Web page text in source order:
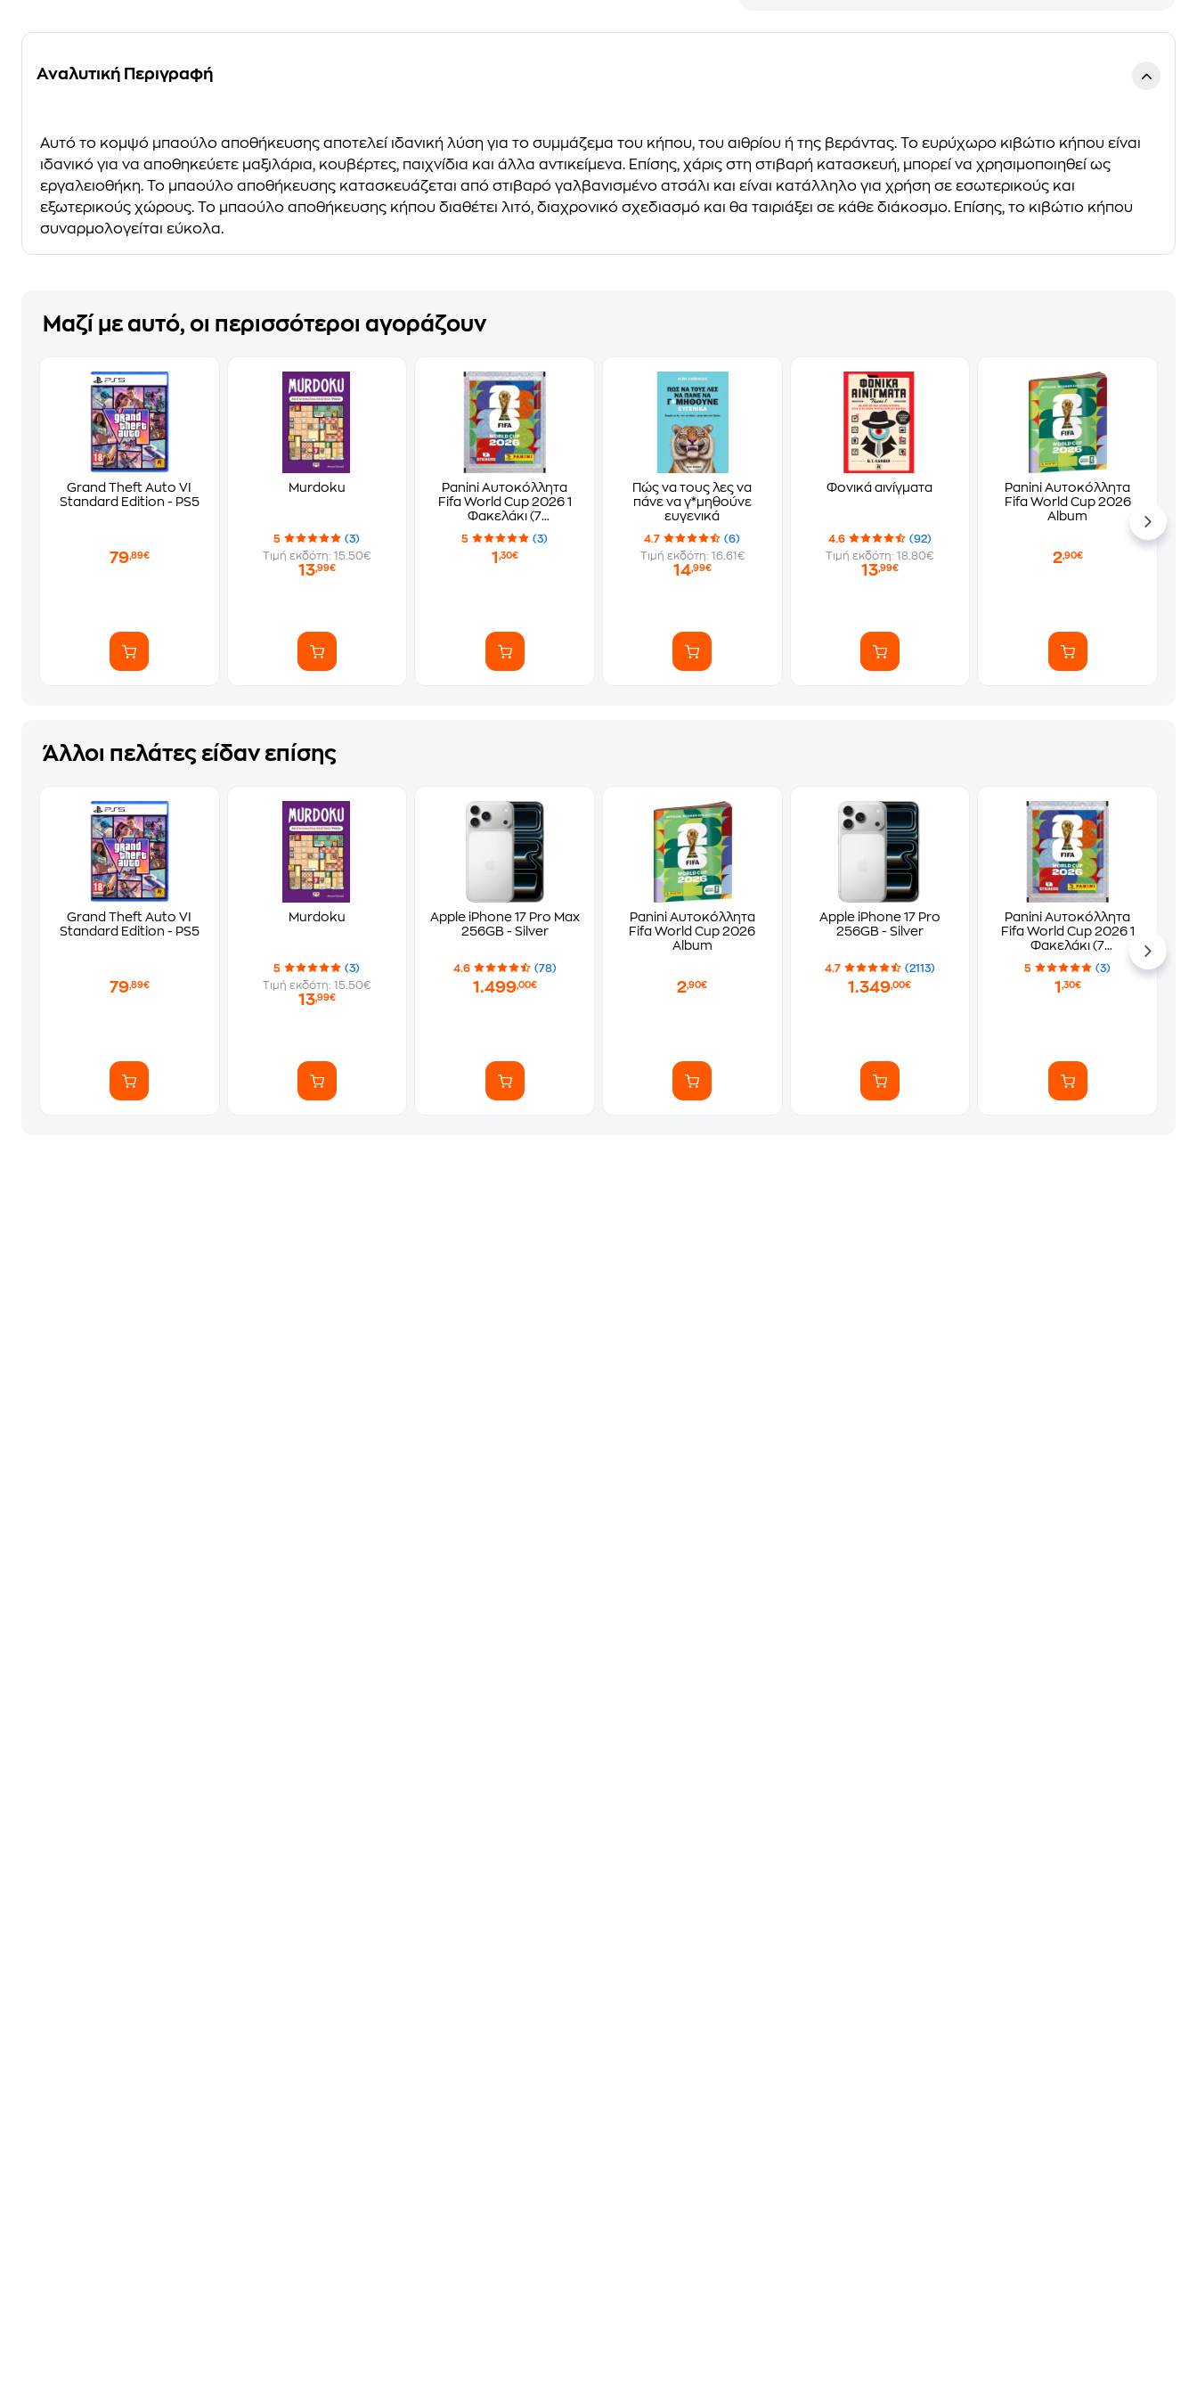
Αναλυτική Περιγραφή
Αυτό το κομψό μπαούλο αποθήκευσης αποτελεί ιδανική λύση για το συμμάζεμα του κήπου, του αιθρίου ή της βεράντας. Το ευρύχωρο κιβώτιο κήπου είναι
ιδανικό για να αποθηκεύετε μαξιλάρια, κουβέρτες, παιχνίδια και άλλα αντικείμενα. Επίσης, χάρις στη στιβαρή κατασκευή, μπορεί να χρησιμοποιηθεί ως
εργαλειοθήκη. Το μπαούλο αποθήκευσης κατασκευάζεται από στιβαρό γαλβανισμένο ατσάλι και είναι κατάλληλο για χρήση σε εσωτερικούς και
εξωτερικούς χώρους. Το μπαούλο αποθήκευσης κήπου διαθέτει λιτό, διαχρονικό σχεδιασμό και θα ταιριάξει σε κάθε διάκοσμο. Επίσης, το κιβώτιο κήπου
συναρμολογείται εύκολα.
Μαζί με αυτό, οι περισσότεροι αγοράζουν
Grand Theft Auto VI
Standard Edition - PS5
79,89€
Murdoku
5
(3)
Τιμή εκδότη: 15.50€
13,99€
Panini Αυτοκόλλητα
Fifa World Cup 2026 1
Φακελάκι (7
Αυτοκόλλητα)
5 (3)
1 ,30€
Πώς να τους λες να
πάνε να γ*μηθούνε
ευγενικά
4.7
(6)
Τιμή εκδότη: 16.61€
14,99€
Φονικά αινίγματα
4.6
(92)
Τιμή εκδότη: 18.80€
13,99€
Panini Αυτοκόλλητα
Fifa World Cup 2026
Album
2,90€
Άλλοι πελάτες είδαν επίσης
Grand Theft Auto VI
Standard Edition - PS5
79,89€
Murdoku
5
(3)
Τιμή εκδότη: 15.50€
13,99€
Apple iPhone 17 Pro Max
256GB - Silver
4.6 (78)
1.499,00€
Panini Αυτοκόλλητα
Fifa World Cup 2026
Album
2,90€
Apple iPhone 17 Pro
256GB - Silver
4.7 (2113)
1.349,00€
Panini Αυτοκόλλητα
Fifa World Cup 2026 1
Φακελάκι (7
Αυτοκόλλητα)
5 (3)
1 ,30€